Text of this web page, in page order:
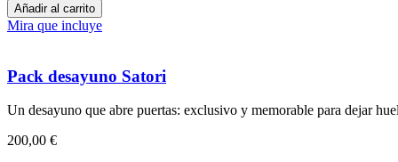
desayuno
Prana
cantidad
Añadir al carrito
Mira que incluye
Pack desayuno Satori
Un desayuno que abre puertas: exclusivo y memorable para dejar
200,00 €